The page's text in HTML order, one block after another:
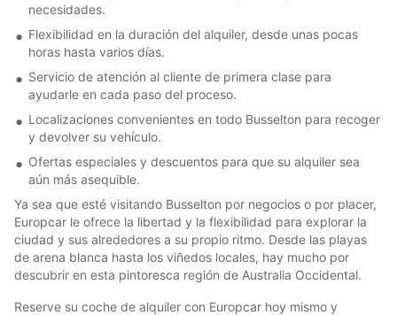
necesidades.
Flexibilidad en la duración del alquiler, desde unas pocas
horas hasta varios días.
Servicio de atención al cliente de primera clase para
ayudarle en cada paso del proceso.
Localizaciones convenientes en todo Busselton para recoger
y devolver su vehículo.
Ofertas especiales y descuentos para que su alquiler sea
aún más asequible.
Ya sea que esté visitando Busselton por negocios o por placer,
Europcar le ofrece la libertad y la flexibilidad para explorar la
ciudad y sus alrededores a su propio ritmo. Desde las playas
de arena blanca hasta los viñedos locales, hay mucho por
descubrir en esta pintoresca región de Australia Occidental.
Reserve su coche de alquiler con Europcar hoy mismo y